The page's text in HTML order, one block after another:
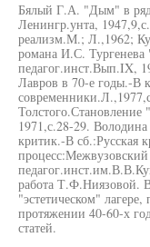
Бялый Г.А. "Дым" в
Ленингр.унта,
реализм.М.; Л.,1962;
романа И.С.
педагог.инст.Вып.IX,
Лавров в 70-е годы.-В
1971,с.28-29.
критик.-В сб.:Русская
работа Т.Ф.Ниязовой.
"эстетическом"
протяжении 40-60-х
статей.